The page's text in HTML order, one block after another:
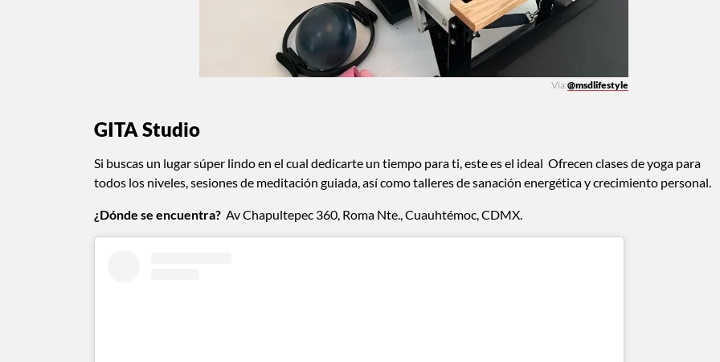
Vía:@msdlifestyle
GITA Studio
Si buscas un lugar súper lindo en el cual dedicarte un tiempo para ti, este es el ideal Ofrecen clases de yoga para
todos los niveles, sesiones de meditación guiada, así como talleres de sanación energética y crecimiento personal.
¿Dónde se encuentra? Av Chapultepec 360, Roma Nte., Cuauhtémoc, CDMX.